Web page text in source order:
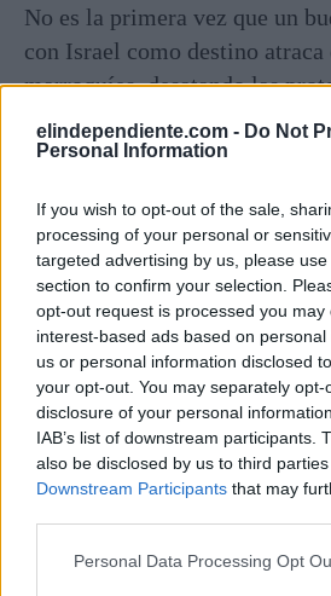
elindependiente.com - Do Not
Personal Information
If you wish to opt-out of the sale,
processing of your personal or
targeted advertising by us, please
section to confirm your selection.
opt-out request is processed you may
interest-based ads based on
us or personal information disclosed
your opt-out. You may separately
disclosure of your personal
IAB’s list of downstream participants.
also be disclosed by us to third
Downstream Participants that may
Personal Data Processing Opt
No es la primera vez que un
con Israel como destino atraca
marroquíes, desatando las
del Estrecho. El puerto de
buques varios israelíes desde
cobrado más de 43.000 vidas
escombros el enclave palestino
reciente se registró en junio,
israelí INS Komemiyut hizo
Med para reabastecerse de
en su viaje de Estados Unidos
su presencia en el muelle
internas contra el régimen
el genocidio de Gaza”.
Relanzamiento de